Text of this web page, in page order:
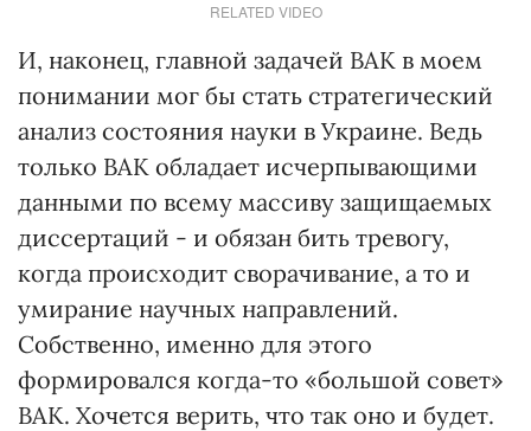
RELATED VIDEO
И, наконец, главной задачей ВАК в моем
понимании мог бы стать стратегический
анализ состояния науки в Украине. Ведь
только ВАК обладает исчерпывающими
данными по всему массиву защищаемых
диссертаций - и обязан бить тревогу,
когда происходит сворачивание, а то и
умирание научных направлений.
Собственно, именно для этого
формировался когда-то «большой совет»
ВАК. Хочется верить, что так оно и будет.